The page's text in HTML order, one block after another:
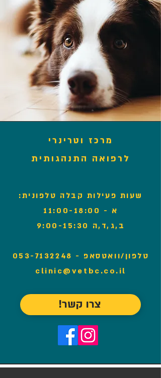
מרכז וטרינרי
לרפואה התנהגותית
שעות פעילות קבלה טלפונית:
א - 11:00-18:00
ב,ג,ד,ה 9:00-15:30
טלפון/וואטסאפ - 053-7132248
clinic@vetbc.co.il
צרו קשר!